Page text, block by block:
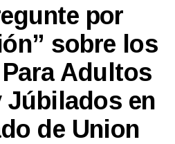
por
sobre los
Adultos
Júbilados en
de Union
B
y
W
e
b
Si